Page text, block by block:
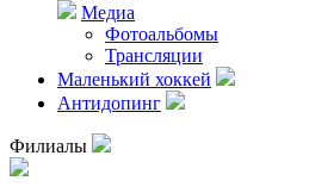
Медиа
Фотоальбомы
Трансляции
Маленький хоккей
Антидопинг
Филиалы